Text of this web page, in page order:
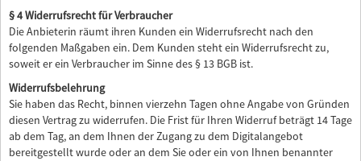
§ 4 Widerrufsrecht für Verbraucher
Die Anbieterin räumt ihren Kunden ein Widerrufsrecht nach den
folgenden Maßgaben ein. Dem Kunden steht ein Widerrufsrecht zu,
soweit er ein Verbraucher im Sinne des § 13 BGB ist.
Widerrufsbelehrung
Sie haben das Recht, binnen vierzehn Tagen ohne Angabe von Gründen
diesen Vertrag zu widerrufen. Die Frist für Ihren Widerruf beträgt 14 Tage
ab dem Tag, an dem Ihnen der Zugang zu dem Digitalangebot
bereitgestellt wurde oder an dem Sie oder ein von Ihnen benannter